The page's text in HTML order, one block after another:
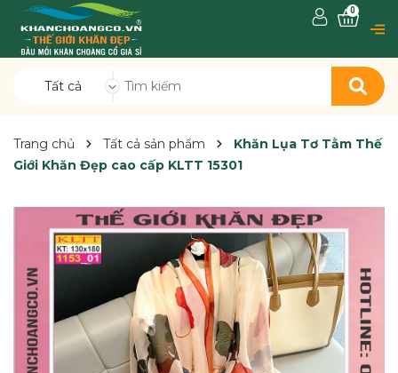
Tất cả
0
Trang chủ Tất cả sản phẩm
Khăn Lụa Tơ Tằm Thế
Giới Khăn Đẹp cao cấp KLTT 15301